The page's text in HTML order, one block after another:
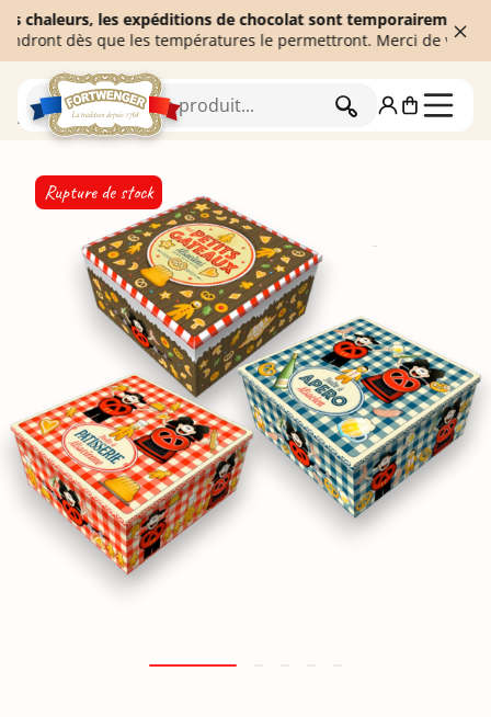
les expéditions de chocolat sont temporairement
dès que les températures le permettront. Merci de votre
RECHERCHER
Accueil Biscuiterie Assortiments de biscuits
Rupture de stock